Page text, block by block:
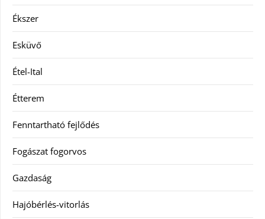
Ékszer
Esküvő
Étel-Ital
Étterem
Fenntartható fejlődés
Fogászat fogorvos
Gazdaság
Hajóbérlés-vitorlás